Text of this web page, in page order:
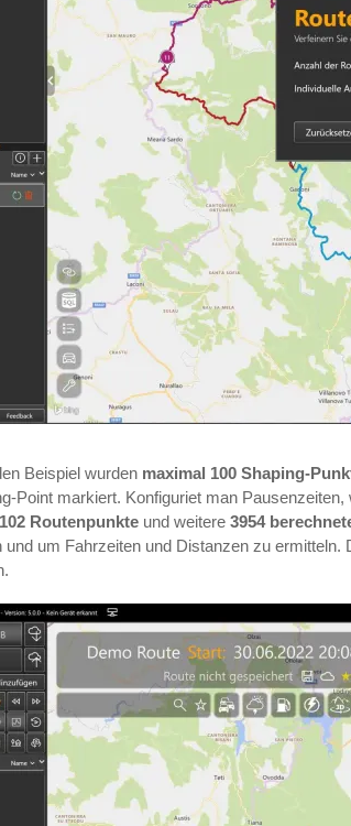
Beispiel wurden maximal 100 Shaping-
Point markiert. Konfiguriet man
102 Routenpunkte und weitere3954
und um Fahrzeiten und Distanzen zu